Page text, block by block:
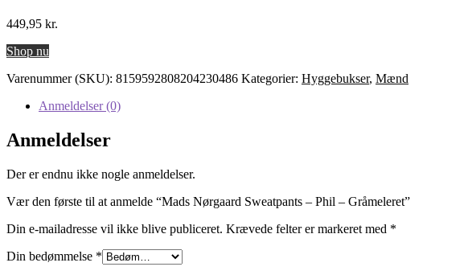
449,95 kr.
Shop nu
Varenummer (SKU): 8159592808204230486 Kategorier: Hyggebukser, Mænd
Anmeldelser (0)
Anmeldelser
Der er endnu ikke nogle anmeldelser.
Vær den første til at anmelde “Mads Nørgaard Sweatpants – Phil – Gråmeleret”
Din e-mailadresse vil ikke blive publiceret. Krævede felter er markeret med *
Din bedømmelse *